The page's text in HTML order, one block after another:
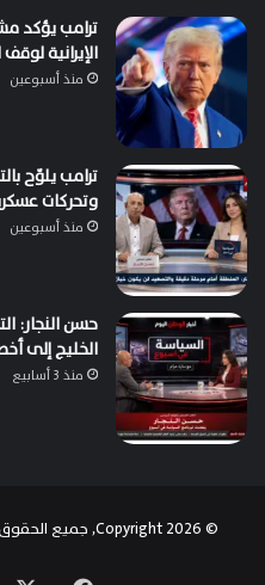
ترامب يؤكد
الإيرانية
منذ أسبوعين
ترامب يلوّح
وتحركات
منذ أسبوعين
حسن النجار:
الخليج إلى
منذ 3 أسابيع
© Copyright 2026, جميع الحقوق محفوظة | تصميم